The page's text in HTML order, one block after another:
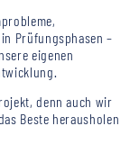
Prüfungsphasen –
eigenen
denn auch wir
Beste herausholen